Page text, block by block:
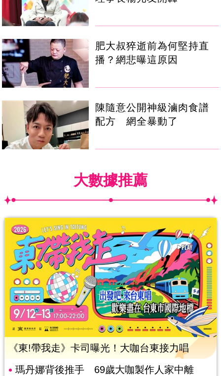
肥大叔猝逝前為何堅持直
播？網悲曝這原因
陳隨意公開神級滷肉食譜
配方 網全暴動了
大數據推薦
《東!帶我走》卡司曝光！大咖台東接力唱
瑪丹娜背後推手 69歲大咖製作人家中離